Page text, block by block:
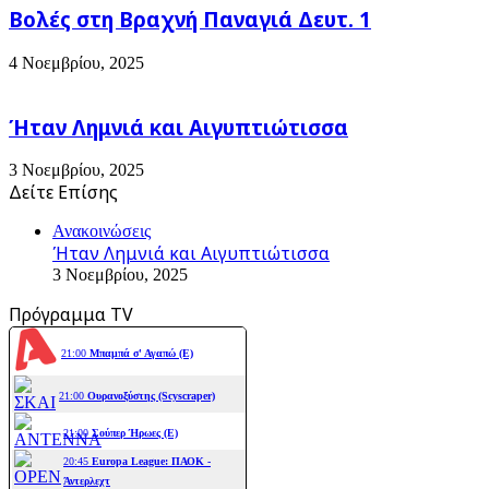
Βολές στη Βραχνή Παναγιά Δευτ. 1
4 Νοεμβρίου, 2025
Ήταν Λημνιά και Αιγυπτιώτισσα
3 Νοεμβρίου, 2025
Δείτε Επίσης
Ανακοινώσεις
Ήταν Λημνιά και Αιγυπτιώτισσα
3 Νοεμβρίου, 2025
Πρόγραμμα TV